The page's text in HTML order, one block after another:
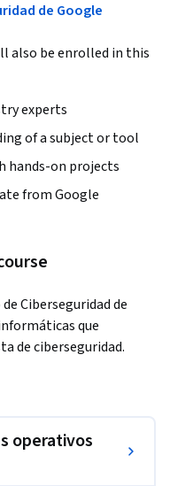
de Google
also be enrolled in this
experts
of a subject or tool
hands-on projects
from Google
Ciberseguridad de
que
de ciberseguridad.
un sistema operativo
de la
y administrar el
usuarios. Luego, usarás
datos.
operativos